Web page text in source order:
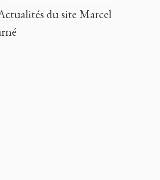
du site Marcel